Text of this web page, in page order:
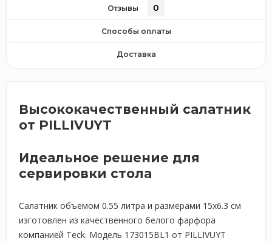
Отзывы 0
Способы оплаты
Доставка
Высококачественный салатник
от PILLIVUYT
Идеальное решение для
сервировки стола
Салатник объемом 0.55 литра и размерами 15x6.3 см
изготовлен из качественного белого фарфора
компанией Teck. Модель 173015BL1 от PILLIVUYT